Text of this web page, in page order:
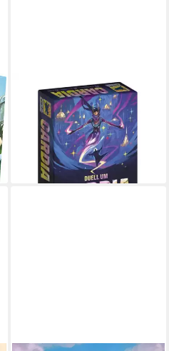
HANS IM GLÜCK
Spiel Duell um Cardia
ab 19,70 €
lieferbar - in 3-4 Werktagen bei dir